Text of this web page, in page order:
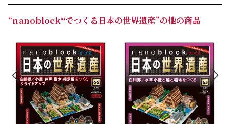
“nanoblock®でつくる日本の世界遺産”の他の商品